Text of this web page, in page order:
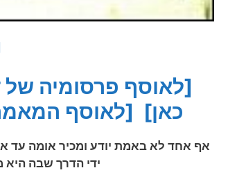
[לאוסף פרסומיה של
כאן] [לאוסף
אף אחד לא באמת יודע ומכיר אומה עד
ידי הדרך שבה היא